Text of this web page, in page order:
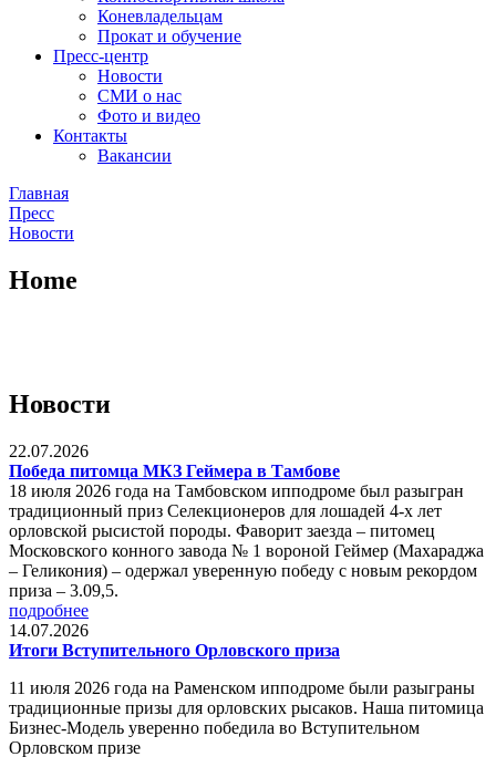
Коневладельцам
Прокат и обучение
Пресс-центр
Новости
СМИ о нас
Фото и видео
Контакты
Вакансии
Главная
Пресс
Новости
Home
Новости
22.07.2026
Победа питомца МКЗ Геймера в Тамбове
18 июля 2026 года на Тамбовском ипподроме был разыгран
традиционный приз Селекционеров для лошадей 4-х лет
орловской рысистой породы. Фаворит заезда – питомец
Московского конного завода № 1 вороной Геймер (Махараджа
– Геликония) – одержал уверенную победу с новым рекордом
приза – 3.09,5.
подробнее
14.07.2026
Итоги Вступительного Орловского приза
11 июля 2026 года на Раменском ипподроме были разыграны
традиционные призы для орловских рысаков. Наша питомица
Бизнес-Модель уверенно победила во Вступительном
Орловском призе